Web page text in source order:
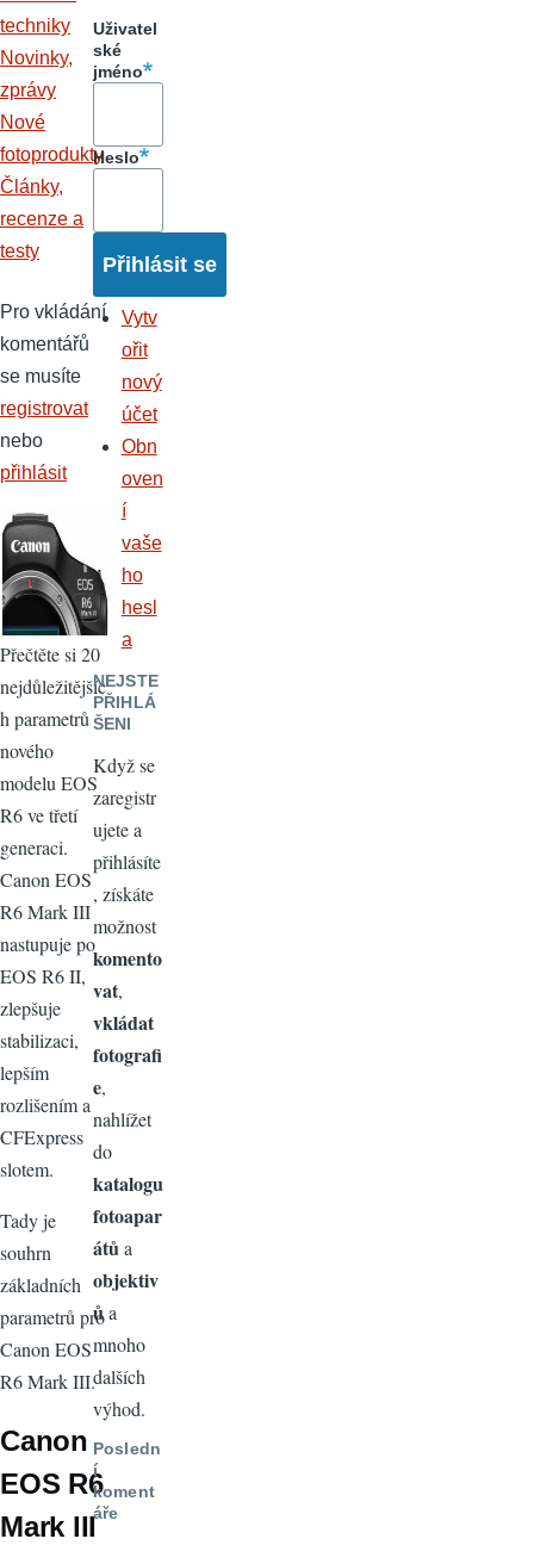
techniky
Novinky,
zprávy
Nové
fotoprodukty
Články,
recenze a
testy
Pro vkládání
komentářů
se musíte
registrovat
nebo
přihlásit
Přečtěte si 20
nejdůležitějšíc
h parametrů
nového
modelu EOS
R6 ve třetí
generaci.
Canon EOS
R6 Mark III
nastupuje po
EOS R6 II,
zlepšuje
stabilizaci,
lepším
rozlišením a
CFExpress
slotem.
Tady je
souhrn
základních
parametrů pro
Canon EOS
R6 Mark III.
Canon
EOS R6
Mark III
Uživatel
ské
jméno
Heslo
Vytv
ořit
nový
účet
Obn
oven
í
vaše
ho
hesl
a
NEJSTE
PŘIHLÁ
ŠENI
Když se
zaregistr
ujete a
přihlásíte
, získáte
možnost
komento
vat,
vkládat
fotografi
e,
nahlížet
do
katalogu
fotoapar
átů a
objektiv
ůa
mnoho
dalších
výhod.
Posledn
í
koment
áře